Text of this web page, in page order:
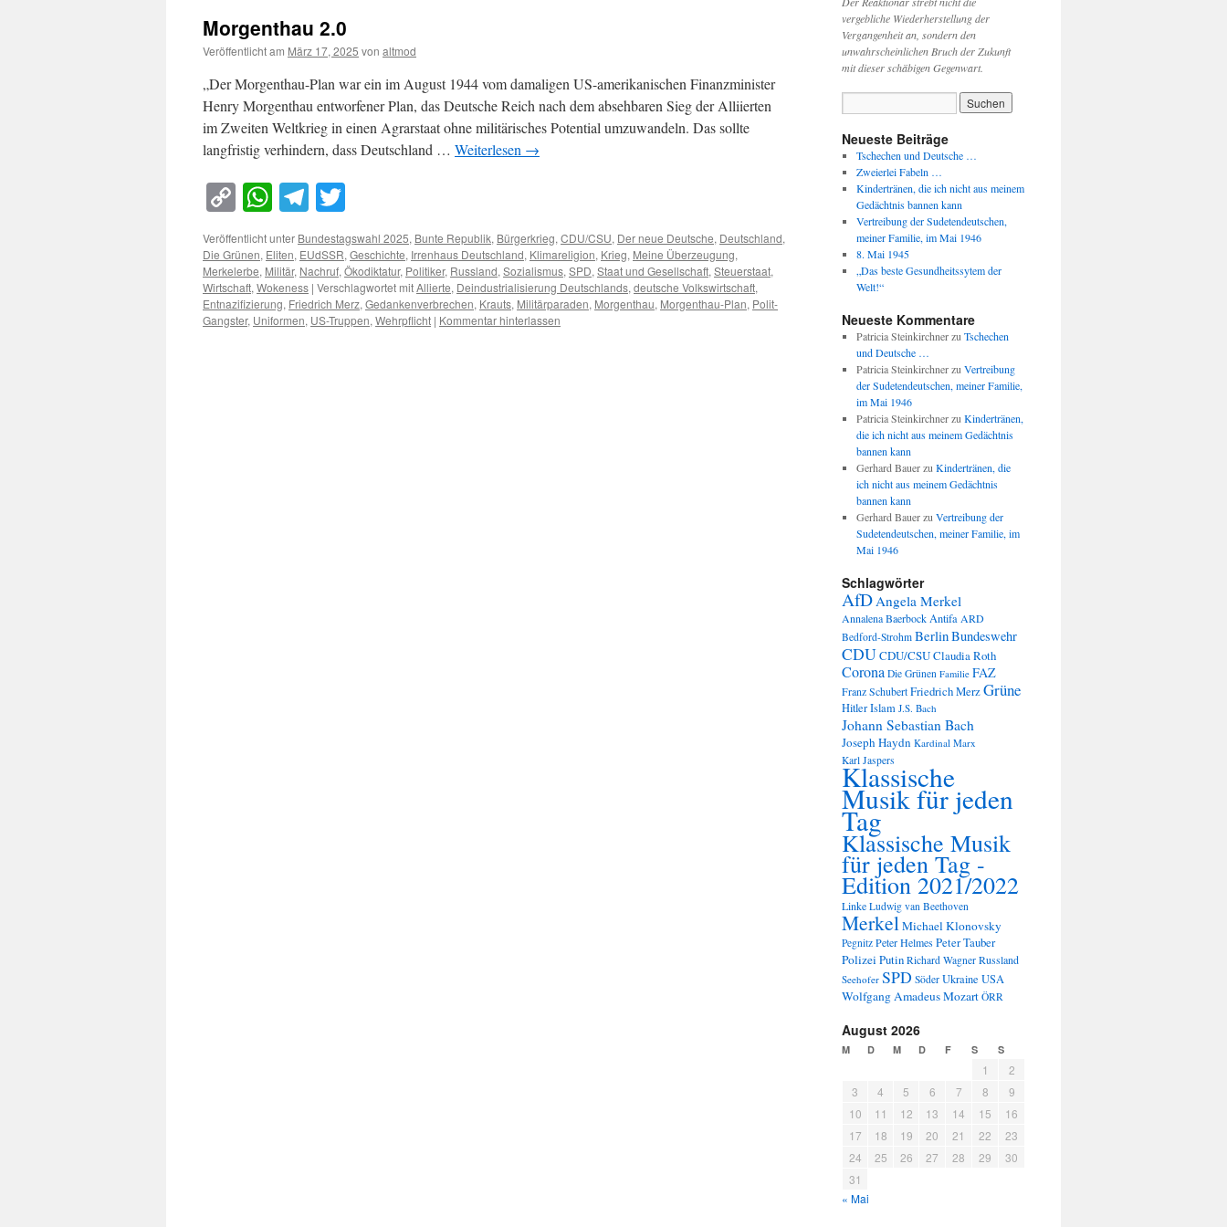
Morgenthau 2.0
Veröffentlicht am März 17, 2025 von altmod
„Der Morgenthau-Plan war ein im August 1944 vom damaligen US-amerikanischen Finanzminister
Henry Morgenthau entworfener Plan, das Deutsche Reich nach dem absehbaren Sieg der Alliierten
im Zweiten Weltkrieg in einen Agrarstaat ohne militärisches Potential umzuwandeln. Das sollte
langfristig verhindern, dass Deutschland … Weiterlesen →
Copy
Link
WhatsApp
Telegram
Veröffentlicht unter Bundestagswahl 2025, Bunte Republik, Bürgerkrieg,CDU/CSU, Der neue Deutsche, Deutschland,
Die Grünen, Eliten, EUdSSR,Geschichte, Irrenhaus Deutschland, Klimareligion, Krieg, Meine Überzeugung,
Merkelerbe, Militär, Nachruf,Ökodiktatur, Politiker, Russland,Sozialismus,SPD,Staat und Gesellschaft,Steuerstaat,
Wirtschaft,Wokeness | Verschlagwortet mitAllierte, Deindustrialisierung Deutschlands,deutsche Volkswirtschaft,
Entnazifizierung, Friedrich Merz,Gedankenverbrechen, Krauts, Militärparaden, Morgenthau, Morgenthau-Plan, Polit-
Gangster, Uniformen, US-Truppen,Wehrpflicht | Kommentar hinterlassen
vergebliche Wiederherstellung der
Vergangenheit an, sondern den
unwahrscheinlichen Bruch der Zukunft
mit dieser schäbigen Gegenwart.
Neueste Beiträge
Tschechen und Deutsche …
Zweierlei Fabeln …
Kindertränen, die ich nicht aus meinem
Gedächtnis bannen kann
Vertreibung der Sudetendeutschen,
meiner Familie, im Mai 1946
8. Mai 1945
„Das beste Gesundheitssytem der
Welt!“
Neueste Kommentare
Patricia Steinkirchnerzu Tschechen
und Deutsche …
Patricia Steinkirchnerzu Vertreibung
der Sudetendeutschen, meiner Familie,
im Mai 1946
Patricia Steinkirchnerzu Kindertränen,
die ich nicht aus meinem Gedächtnis
bannen kann
Gerhard Bauerzu Kindertränen, die
ich nicht aus meinem Gedächtnis
bannen kann
Gerhard Bauerzu Vertreibung der
Sudetendeutschen, meiner Familie, im
Mai 1946
Schlagwörter
AfDAngela Merkel
Annalena BaerbockAntifa ARD
Bedford-Strohm BerlinBundeswehr
CDUCDU/CSUClaudia Roth
Corona Die Grünen Familie FAZ
Franz SchubertFriedrich MerzGrüne
HitlerIslam J.S. Bach
Johann Sebastian Bach
Joseph Haydn Kardinal Marx
Karl Jaspers
Klassische
Musik für jeden
Tag
Klassische Musik
für jeden Tag -
Edition 2021/2022
Linke Ludwig van Beethoven
MerkelMichael Klonovsky
Pegnitz Peter HelmesPeter Tauber
PolizeiPutin Richard Wagner Russland
Seehofer SPD Söder Ukraine USA
Wolfgang Amadeus Mozart ÖRR
August 2026
M D M D F S S
1
2
3
4 5 6 7 8
9
10
11 12 13 14 15
16
17
18 19 20 21 22
23
24
25 26 27 28 29
30
31
« Mai